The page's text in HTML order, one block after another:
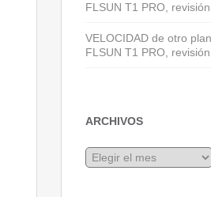
FLSUN T1 PRO, revisión
VELOCIDAD de otro
FLSUN T1 PRO, revisión
ARCHIVOS
Archivos